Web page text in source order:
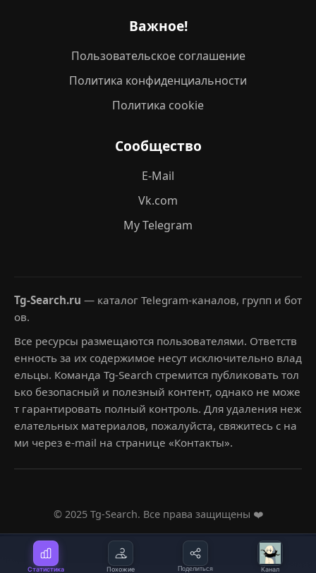
Статистика Похожие Поделиться Канал
Важное!
Пользовательское соглашение
Политика конфиденциальности
Политика cookie
Сообщество
E-Mail
Vk.com
My Telegram
Tg-Search.ru — каталог Telegram-каналов, групп и бот
ов.
Все ресурсы размещаются пользователями. Ответств
енность за их содержимое несут исключительно влад
ельцы. Команда Tg-Search стремится публиковать тол
ько безопасный и полезный контент, однако не може
т гарантировать полный контроль. Для удаления неж
елательных материалов, пожалуйста, свяжитесь с на
ми через e-mail на странице «Контакты».
© 2025 Tg-Search. Все права защищены ❤️